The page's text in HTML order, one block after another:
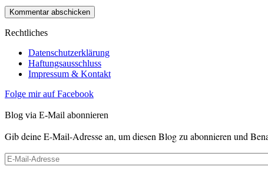
Rechtliches
Datenschutzerklärung
Haftungsausschluss
Impressum & Kontakt
Folge mir auf Facebook
Blog via E-Mail abonnieren
Gib deine E-Mail-Adresse an, um diesen Blog zu abonnieren und
E-